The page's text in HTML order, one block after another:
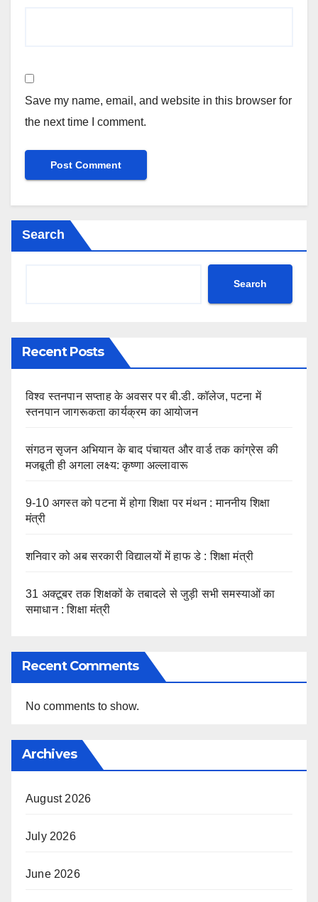
Save my name, email, and website in this browser for
the next time I comment.
Search
Search
Recent Posts
विश्व स्तनपान सप्ताह के अवसर पर बी.डी. कॉलेज, पटना में
स्तनपान जागरूकता कार्यक्रम का आयोजन
संगठन सृजन अभियान के बाद पंचायत और वार्ड तक कांग्रेस की
मजबूती ही अगला लक्ष्य: कृष्णा अल्लावारू
9-10 अगस्त को पटना में होगा शिक्षा पर मंथन : माननीय शिक्षा
मंत्री
शनिवार को अब सरकारी विद्यालयों में हाफ डे : शिक्षा मंत्री
31 अक्टूबर तक शिक्षकों के तबादले से जुड़ी सभी समस्याओं का
समाधान : शिक्षा मंत्री
Recent Comments
No comments to show.
Archives
August 2026
July 2026
June 2026